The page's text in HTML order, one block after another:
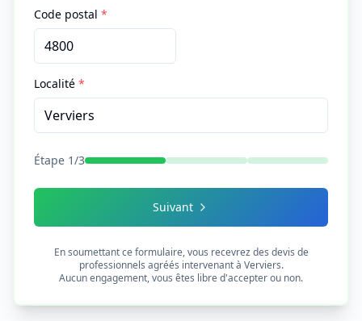
Code postal *
Localité *
Étape 1/3
Suivant
En soumettant ce formulaire, vous recevrez des devis de
professionnels agréés intervenant à Verviers.
Aucun engagement, vous êtes libre d'accepter ou non.